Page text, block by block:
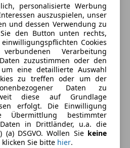
132 g/km (komb.)
hinten
Schwarz
Nachtschwarz
personalisierte Werbung
auszuspielen, unser
und dessen Verwendung zu
den Button unten rechts,
Cookies
Verarbeitung
zuzustimmen oder den
eine detaillierte Auswahl
zu treffen oder um der
Daten zu
diese auf Grundlage
erfolgt. Die Einwilligung
bestimmter
Daten in Drittländer, u.a. die
DSGVO. Wollen Sie keine
Sie bitte hier.